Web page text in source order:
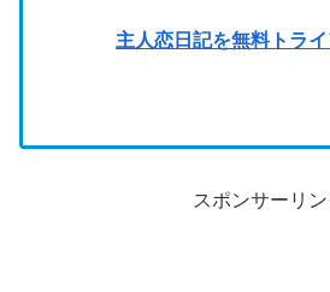
主人恋日記を無料トラ
スポンサーリン